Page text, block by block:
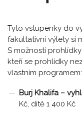
Tyto vstupenky do
fakultativní výlety si
S možností
kteří se prohlídky
vlastním programem:
Burj Khalifa –
Kč, dítě 1 400 Kč